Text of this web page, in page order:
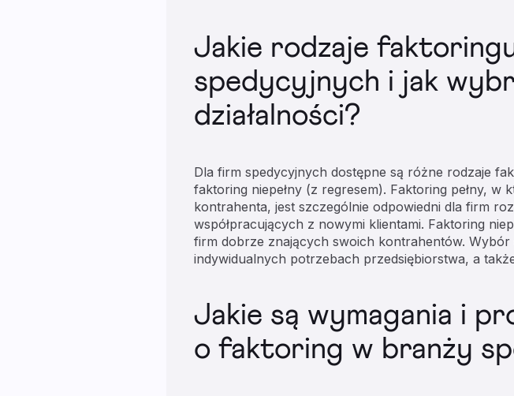
Jakie rodzaje
spedycyjnych i jak
działalności?
Dla firm spedycyjnych dostępne są różne rodzaje
faktoring niepełny (z regresem). Faktoring pełny,
kontrahenta, jest szczególnie odpowiedni dla firm
współpracujących z nowymi klientami. Faktoring
firm dobrze znających swoich kontrahentów.
indywidualnych potrzebach przedsiębiorstwa, a
Jakie są wymagania i
o faktoring w branży